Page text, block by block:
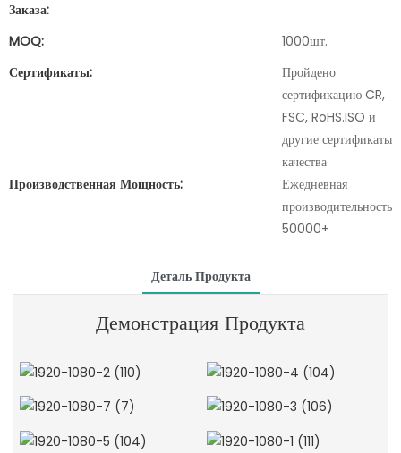
Заказа:
MOQ:
1000шт.
Сертификаты:
Пройдено
сертификацию CR,
FSC, RoHS.ISO и
другие сертификаты
качества
Производственная Мощность:
Ежедневная
производительность
50000+
Деталь Продукта
Демонстрация Продукта